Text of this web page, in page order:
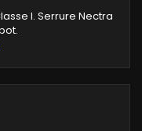
I. Serrure Nectra